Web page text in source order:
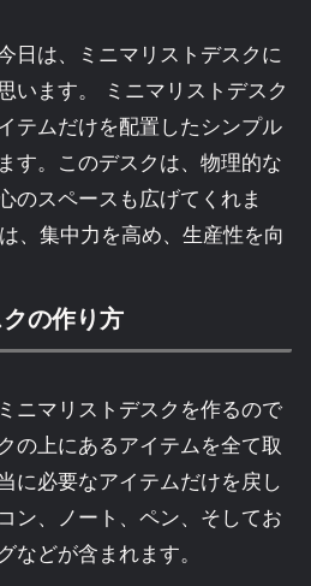
日は、ミニマリストデスクに
います。 ミニマリストデスク
テムだけを配置したシンプル
す。このデスクは、物理的な
のスペースも広げてくれま
、集中力を高め、生産性を向
の作り方
ニマリストデスクを作るので
の上にあるアイテムを全て取
に必要なアイテムだけを戻し
ン、ノート、ペン、そしてお
などが含まれます。